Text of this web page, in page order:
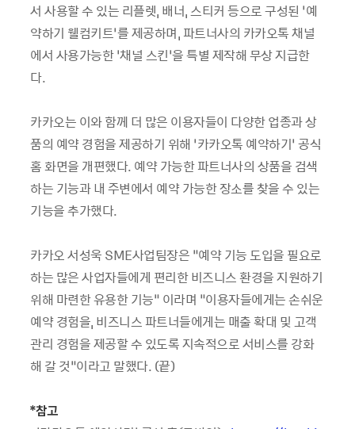
서 사용할 수 있는 리플렛, 배너, 스티커 등으로 구성된 ‘예
약하기 웰컴키트’를 제공하며, 파트너사의 카카오톡 채널
에서 사용가능한 ‘채널 스킨’을 특별 제작해 무상 지급한
다.
카카오는 이와 함께 더 많은 이용자들이 다양한 업종과 상
품의 예약 경험을 제공하기 위해 ‘카카오톡 예약하기’ 공식
홈 화면을 개편했다. 예약 가능한 파트너사의 상품을 검색
하는 기능과 내 주변에서 예약 가능한 장소를 찾을 수 있는
기능을 추가했다.
카카오 서성욱 SME사업팀장은 “예약 기능 도입을 필요로
하는 많은 사업자들에게 편리한 비즈니스 환경을 지원하기
위해 마련한 유용한 기능” 이라며 “이용자들에게는 손쉬운
예약 경험을, 비즈니스 파트너들에게는 매출 확대 및 고객
관리 경험을 제공할 수 있도록 지속적으로 서비스를 강화
해 갈 것”이라고 말했다. (끝)
*참고